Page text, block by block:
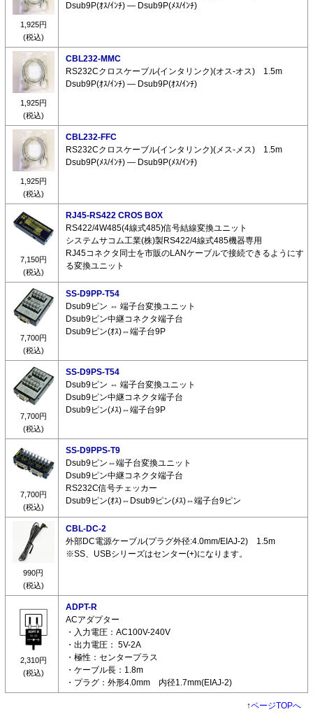
1,925円
(税込)
Dsub9P(ｵｽ/ｲﾝﾁ) ― Dsub9P(ﾒｽ/ｲﾝﾁ)
1,925円
(税込)
CBL232-MMC
RS232Cクロスケーブル(インタリンク)(オス-オス) 1.5m
Dsub9P(ｵｽ/ｲﾝﾁ) ― Dsub9P(ｵｽ/ｲﾝﾁ)
1,925円
(税込)
CBL232-FFC
RS232Cクロスケーブル(インタリンク)(メス-メス) 1.5m
Dsub9P(ﾒｽ/ｲﾝﾁ) ― Dsub9P(ﾒｽ/ｲﾝﾁ)
7,150円
(税込)
RJ45-RS422 CROS BOX
RS422/4W485(4線式485)信号結線変換ユニット
システムサコム工業(株)製RS422/4線式485機器専用
RJ45コネクタ同士を市販のLANケーブルで接続できるようにす
る変換ユニット
7,700円
(税込)
SS-D9PP-T54
Dsub9ピン ⇔ 端子台変換ユニット
Dsub9ピン中継コネクタ端子台
Dsub9ピン(ｵｽ)⇔端子台9P
7,700円
(税込)
SS-D9PS-T54
Dsub9ピン ⇔ 端子台変換ユニット
Dsub9ピン中継コネクタ端子台
Dsub9ピン(ﾒｽ)⇔端子台9P
7,700円
(税込)
SS-D9PPS-T9
Dsub9ピン⇔端子台変換ユニット
Dsub9ピン中継コネクタ端子台
RS232C信号チェッカー
Dsub9ピン(ｵｽ)⇔Dsub9ピン(ﾒｽ)⇔端子台9ピン
990円
(税込)
CBL-DC-2
外部DC電源ケーブル(プラグ外径:4.0mm/EIAJ-2) 1.5m
※SS、USBシリーズはセンター(+)になります。
2,310円
(税込)
ADPT-R
ACアダプター
・入力電圧：AC100V-240V
・出力電圧： 5V-2A
・極性：センタープラス
・ケーブル長：1.8m
・プラグ：外形4.0mm 内径1.7mm(EIAJ-2)
↑ページTOPへ